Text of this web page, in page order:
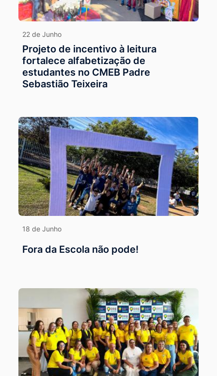
22 de Junho
Projeto de incentivo à leitura
fortalece alfabetização de
estudantes no CMEB Padre
Sebastião Teixeira
18 de Junho
Fora da Escola não pode!